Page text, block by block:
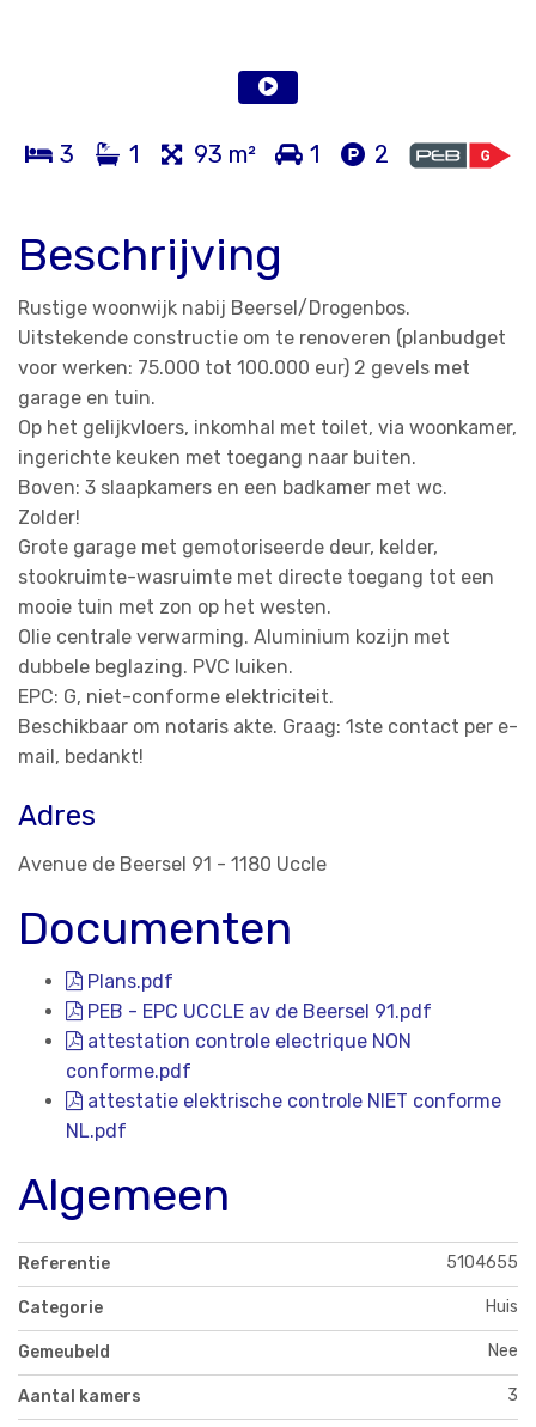
3 1 93 m² 1 2
Beschrijving
Rustige woonwijk nabij Beersel/Drogenbos.
Uitstekende constructie om te renoveren (planbudget
voor werken: 75.000 tot 100.000 eur) 2 gevels met
garage en tuin.
Op het gelijkvloers, inkomhal met toilet, via woonkamer,
ingerichte keuken met toegang naar buiten.
Boven: 3 slaapkamers en een badkamer met wc.
Zolder!
Grote garage met gemotoriseerde deur, kelder,
stookruimte-wasruimte met directe toegang tot een
mooie tuin met zon op het westen.
Olie centrale verwarming. Aluminium kozijn met
dubbele beglazing. PVC luiken.
EPC: G, niet-conforme elektriciteit.
Beschikbaar om notaris akte. Graag: 1ste contact per e-
mail, bedankt!
Adres
Avenue de Beersel 91 - 1180 Uccle
Documenten
Plans.pdf
PEB - EPC UCCLE av de Beersel 91.pdf
attestation controle electrique NON
conforme.pdf
attestatie elektrische controle NIET conforme
NL.pdf
Algemeen
Referentie 5104655
Categorie Huis
Gemeubeld Nee
Aantal kamers 3